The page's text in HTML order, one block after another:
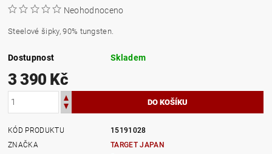
Neohodnoceno
Steelové šipky, 90% tungsten.
Dostupnost Skladem
3 390 Kč
KÓD PRODUKTU
15191028
ZNAČKA
TARGET JAPAN